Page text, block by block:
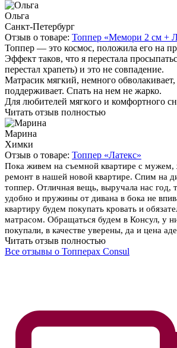
Ольга
Санкт-Петербург
Отзыв о товаре: Топпер «Мемори 2 см +
Топпер — это космос, положила его на
Эффект таков, что я перестала
перестал храпеть) и это не совпадение.
Матрасик мягкий, немного
поддерживает. Спать на нем не жарко.
Для любителей мягкого и комфортного
Читать отзыв полностью
Марина
Химки
Отзыв о товаре: Топпер «Латекс»
Пока живем на съемной квартире с мужем,
ремонт в нашей новой квартире. Спим на
топпер. Отличная вещь, выручала нас год,
удобно и пружины от дивана в бока не
квартиру будем покупать кровать и
матрасом. Обращаться будем в Консул, у
покупали, в качестве уверены, да и цена
Читать отзыв полностью
Все отзывы о Топперах Consul